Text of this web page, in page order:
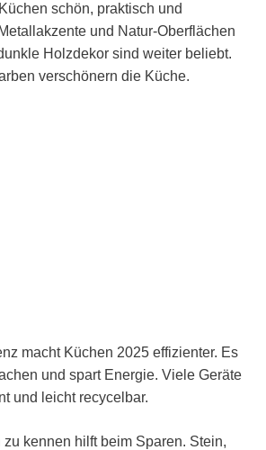
schön, praktisch und
und Natur-Oberflächen
Holzdekor sind weiter beliebt.
verschönern die Küche.
macht Küchen 2025 effizienter. Es
und spart Energie. Viele Geräte
und leicht recycelbar.
kennen hilft beim Sparen. Stein,